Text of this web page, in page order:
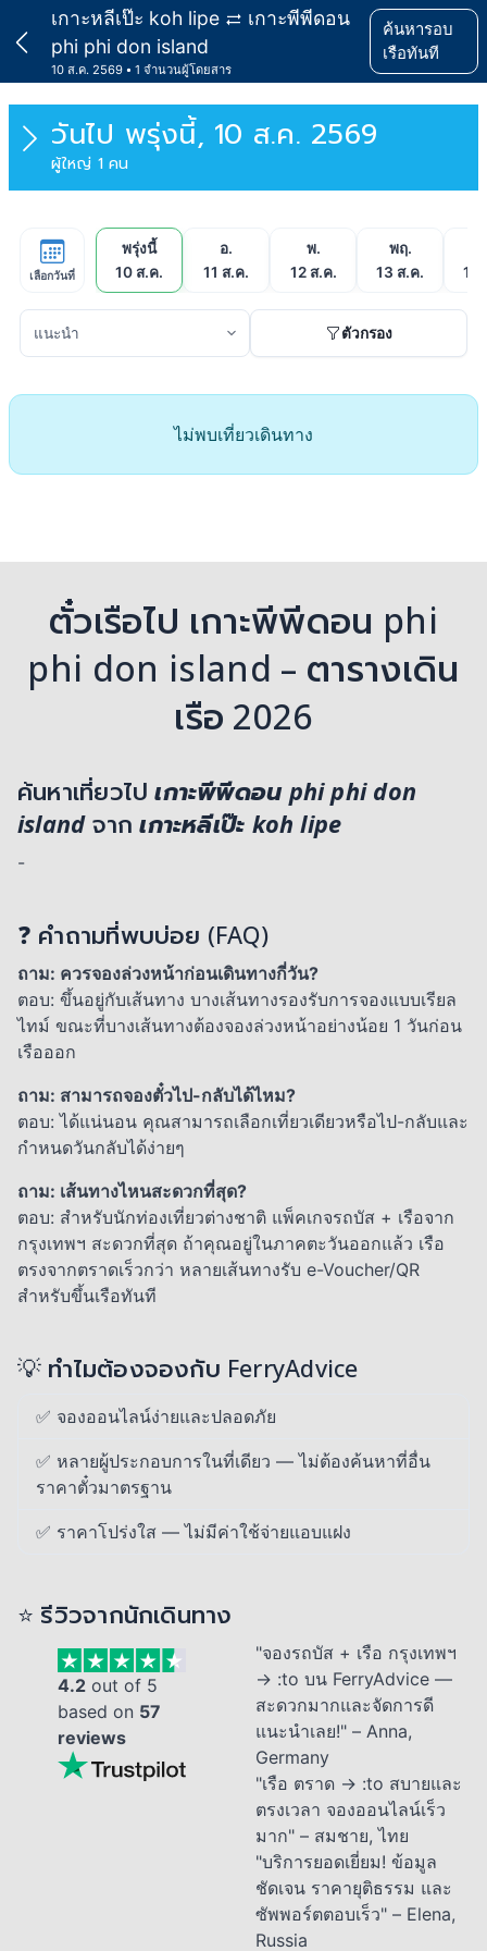
เกาะหลีเป๊ะ koh lipe
เกาะพีพีดอน
phi phi don island
10 ส.ค. 2569 1 จำนวนผู้โดยสาร
ค้นหารอบ
เรือทันที
วันไป พรุ่งนี้, 10 ส.ค. 2569
ผู้ใหญ่ 1 คน
เลือกวันที่
พรุ่งนี้
10 ส.ค.
อ.
11 ส.ค.
พ.
12 ส.ค.
พฤ.
13 ส.ค.
14
ตัวกรอง
ไม่พบเที่ยวเดินทาง
ตั๋วเรือไป เกาะพีพีดอน phi
phi don island – ตารางเดิน
เรือ 2026
ค้นหาเที่ยวไปเกาะพีพีดอน phi phi don
islandจากเกาะหลีเป๊ะ koh lipe
-
❓ คำถามที่พบบ่อย (FAQ)
ถาม: ควรจองล่วงหน้าก่อนเดินทางกี่วัน?
ตอบ: ขึ้นอยู่กับเส้นทาง บางเส้นทางรองรับการจองแบบเรียล
ไทม์ ขณะที่บางเส้นทางต้องจองล่วงหน้าอย่างน้อย 1 วันก่อน
เรือออก
ถาม: สามารถจองตั๋วไป-กลับได้ไหม?
ตอบ: ได้แน่นอน คุณสามารถเลือกเที่ยวเดียวหรือไป-กลับและ
กำหนดวันกลับได้ง่ายๆ
ถาม: เส้นทางไหนสะดวกที่สุด?
ตอบ: สำหรับนักท่องเที่ยวต่างชาติ แพ็คเกจรถบัส + เรือจาก
กรุงเทพฯ สะดวกที่สุด ถ้าคุณอยู่ในภาคตะวันออกแล้ว เรือ
ตรงจากตราดเร็วกว่า หลายเส้นทางรับ e-Voucher/QR
สำหรับขึ้นเรือทันที
💡 ทำไมต้องจองกับ FerryAdvice
✅ จองออนไลน์ง่ายและปลอดภัย
✅ หลายผู้ประกอบการในที่เดียว — ไม่ต้องค้นหาที่อื่น
ราคาตั๋วมาตรฐาน
✅ ราคาโปร่งใส — ไม่มีค่าใช้จ่ายแอบแฝง
⭐ รีวิวจากนักเดินทาง
4.2 out of 5
based on 57
reviews
"จองรถบัส + เรือ กรุงเทพฯ
→ :to บน FerryAdvice —
สะดวกมากและจัดการดี
แนะนำเลย!" – Anna,
Germany
"เรือ ตราด → :to สบายและ
ตรงเวลา จองออนไลน์เร็ว
มาก" – สมชาย, ไทย
"บริการยอดเยี่ยม! ข้อมูล
ชัดเจน ราคายุติธรรม และ
ซัพพอร์ตตอบเร็ว" – Elena,
Russia